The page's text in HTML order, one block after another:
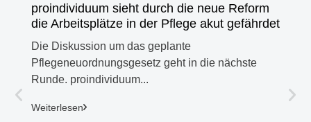
proindividuum sieht durch die neue Reform
die Arbeitsplätze in der Pflege akut gefährdet
Die Diskussion um das geplante
Pflegeneuordnungsgesetz geht in die nächste
Runde. proindividuum...
Weiterlesen